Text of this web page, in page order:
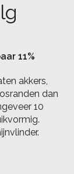
11%
akkers,
dan
10